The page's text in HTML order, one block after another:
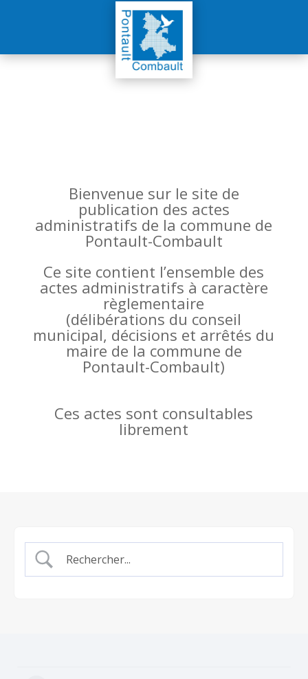
Bienvenue sur le site de
publication des actes
administratifs de la commune de
Pontault-Combault
Ce site contient l’ensemble des
actes administratifs à caractère
règlementaire
(délibérations du conseil
municipal, décisions et arrêtés du
maire de la commune de
Pontault-Combault)
Ces actes sont consultables
librement